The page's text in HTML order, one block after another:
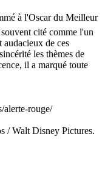
à l'Oscar du Meilleur
cité comme l'un
audacieux de ces
les thèmes de
il a marqué toute
alerte-rouge/
/ Walt Disney Pictures.